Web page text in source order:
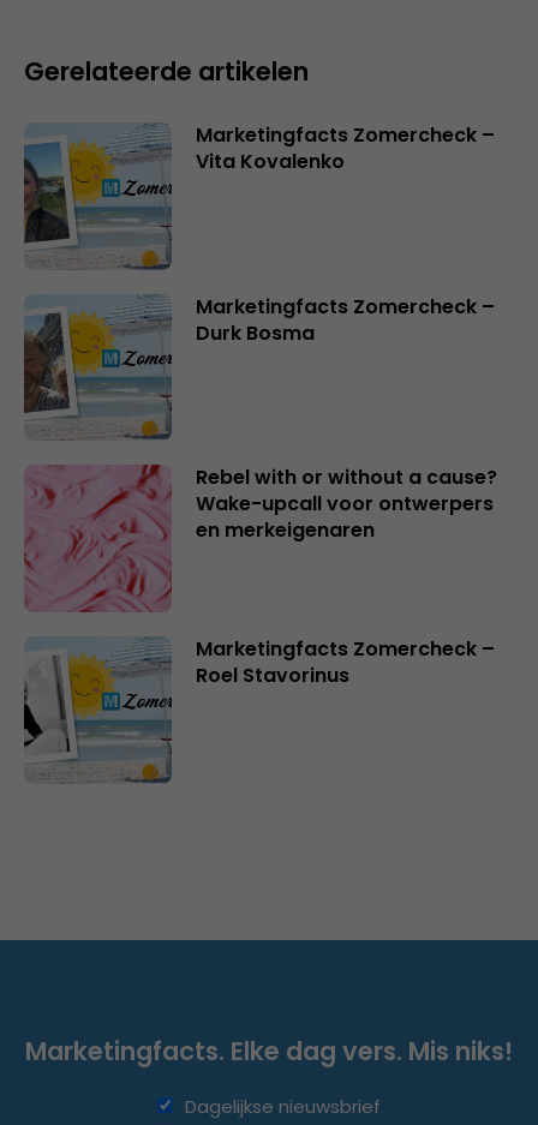
Gerelateerde artikelen
Marketingfacts Zomercheck –
Vita Kovalenko
Marketingfacts Zomercheck –
Durk Bosma
Rebel with or without a cause?
Wake-upcall voor ontwerpers
en merkeigenaren
Marketingfacts Zomercheck –
Roel Stavorinus
Marketingfacts. Elke dag vers. Mis niks!
Dagelijkse nieuwsbrief